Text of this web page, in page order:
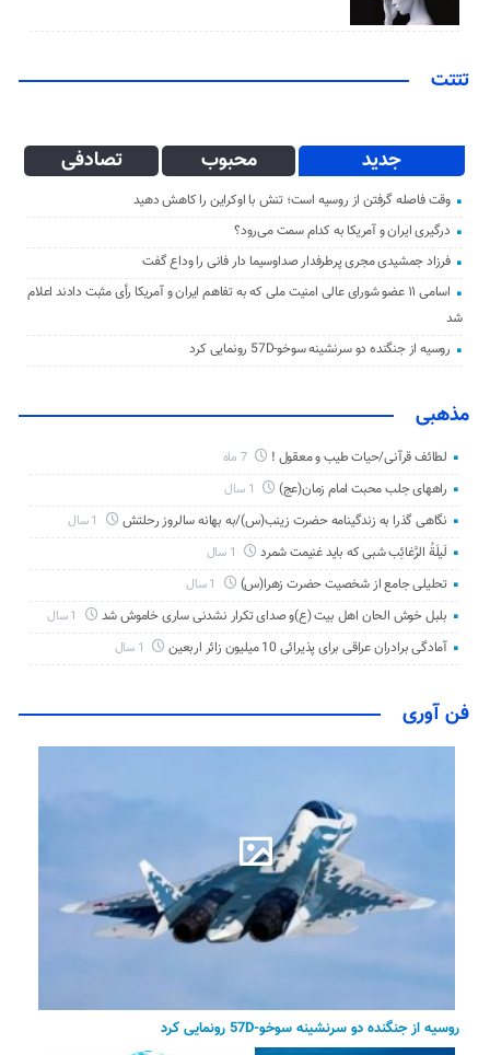
تتتت
جدید محبوب تصادفی
وقت فاصله گرفتن از روسیه است؛ تنش با اوکراین را کاهش دهید
درگیری ایران و آمریکا به کدام سمت می‌رود؟
فرزاد جمشیدی مجری پرطرفدار صداوسیما دار فانی را وداع گفت
اسامی ۱۱ عضو شورای عالی امنیت ملی که به تفاهم ایران و آمریکا رأی مثبت دادند اعلام
شد
روسیه از جنگنده دو سرنشینه سوخو-57D رونمایی کرد
مذهبی
لطائف قرآنی/حیات طیب و معقول ! 7 ماه
راههای جلب محبت امام زمان(عج)
نگاهی گذرا به زندگینامه حضرت زینب(س)/به بهانه سالروز رحلتش
لَیلَةُ الرَّغائِب شبی که باید غنیمت شمرد
تحلیلی جامع از شخصیت حضرت زهرا(س)
بلبل خوش الحان اهل بیت (ع)و صدای تکرار نشدنی ساری خاموش شد
آمادگی برادران عراقی برای پذیرائی 10 میلیون زائر اربعین
فن آوری
روسیه از جنگنده دو سرنشینه سوخو-57D رونمایی کرد